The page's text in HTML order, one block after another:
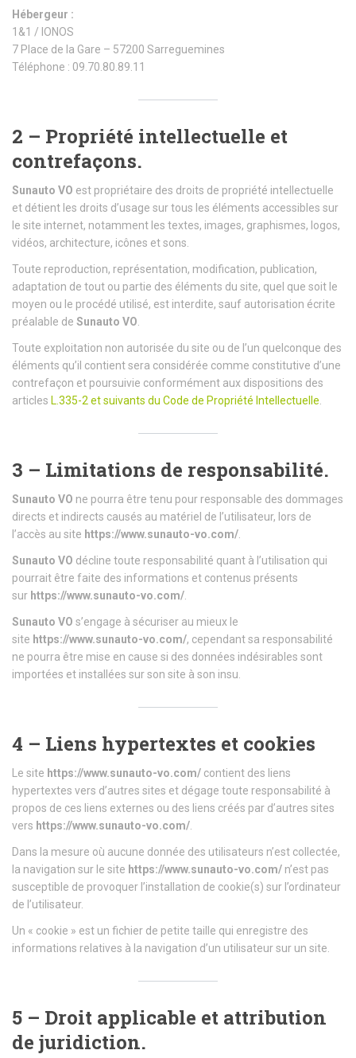
Hébergeur :
1&1 / IONOS
7 Place de la Gare – 57200 Sarreguemines
Téléphone : 09.70.80.89.11
2 – Propriété intellectuelle et
contrefaçons.
Sunauto VO est propriétaire des droits de propriété intellectuelle
et détient les droits d’usage sur tous les éléments accessibles sur
le site internet, notamment les textes, images, graphismes, logos,
vidéos, architecture, icônes et sons.
Toute reproduction, représentation, modification, publication,
adaptation de tout ou partie des éléments du site, quel que soit le
moyen ou le procédé utilisé, est interdite, sauf autorisation écrite
préalable de Sunauto VO
Toute exploitation non autorisée du site ou de l’un quelconque des
éléments qu’il contient sera considérée comme constitutive d’une
contrefaçon et poursuivie conformément aux dispositions des
articles L.335-2 et suivants du Code de Propriété Intellectuelle
3 – Limitations de responsabilité.
Sunauto VO ne pourra être tenu pour responsable des dommages
directs et indirects causés au matériel de l’utilisateur, lors de
l’accès au site https://www.sunauto-vo.com/
Sunauto VO décline toute responsabilité quant à l’utilisation qui
pourrait être faite des informations et contenus présents
sur https://www.sunauto-vo.com/
Sunauto VO s’engage à sécuriser au mieux le
site https://www.sunauto-vo.com/, cependant sa responsabilité
ne pourra être mise en cause si des données indésirables sont
importées et installées sur son site à son insu.
4 – Liens hypertextes et cookies
Le site https://www.sunauto-vo.com/ contient des liens
hypertextes vers d’autres sites et dégage toute responsabilité à
propos de ces liens externes ou des liens créés par d’autres sites
vers https://www.sunauto-vo.com/
Dans la mesure où aucune donnée des utilisateurs n’est collectée,
la navigation sur le site https://www.sunauto-vo.com/ n’est pas
susceptible de provoquer l’installation de cookie(s) sur l’ordinateur
de l’utilisateur.
Un « cookie » est un fichier de petite taille qui enregistre des
informations relatives à la navigation d’un utilisateur sur un site.
5 – Droit applicable et attribution
de juridiction.